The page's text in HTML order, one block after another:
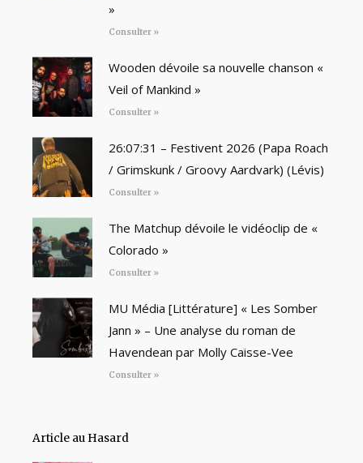
»
Consulter »
Wooden dévoile sa nouvelle chanson «
Veil of Mankind »
Consulter »
26:07:31 – Festivent 2026 (Papa Roach
/ Grimskunk / Groovy Aardvark) (Lévis)
Consulter »
The Matchup dévoile le vidéoclip de «
Colorado »
Consulter »
MU Média [Littérature] « Les Somber
Jann » – Une analyse du roman de
Havendean par Molly Caisse-Vee
Consulter »
Article au Hasard